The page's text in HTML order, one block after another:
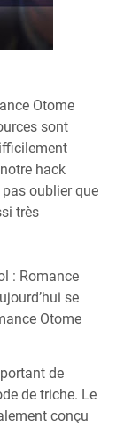
Otome
sont
hack
oublier que
très
: Romance
se
Otome
de
de triche. Le
conçu